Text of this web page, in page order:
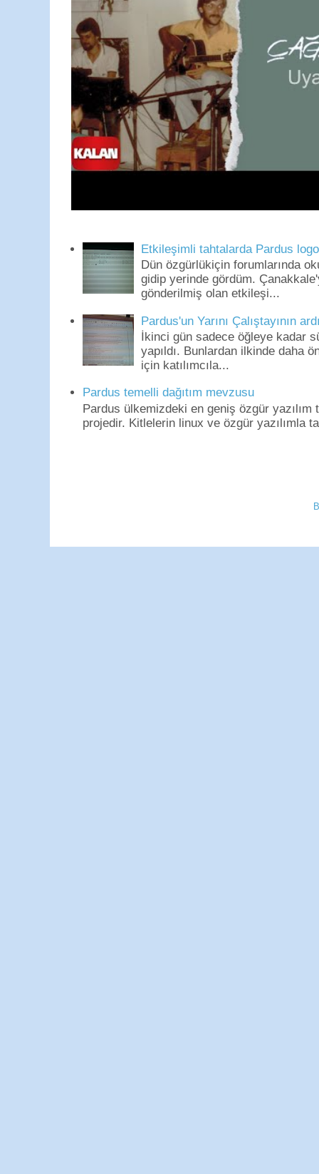
Etkileşimli tahtalarda Pardus
Dün özgürlükiçin forumlarında
gidip yerinde gördüm.
gönderilmiş olan etkileşi...
Pardus'un Yarını Çalıştayının
İkinci gün sadece öğleye kadar
yapıldı. Bunlardan ilkinde daha
için katılımcıla...
Pardus temelli dağıtım mevzusu
Pardus ülkemizdeki en geniş özgür
projedir. Kitlelerin linux ve özgür yazılımla